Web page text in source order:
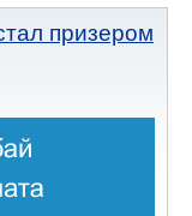
призером